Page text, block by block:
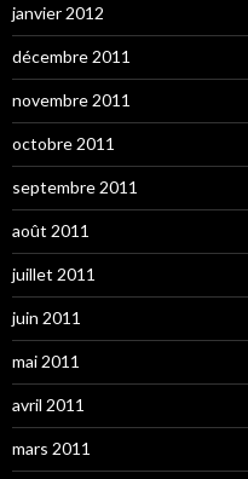
janvier 2012
décembre 2011
novembre 2011
octobre 2011
septembre 2011
août 2011
juillet 2011
juin 2011
mai 2011
avril 2011
mars 2011